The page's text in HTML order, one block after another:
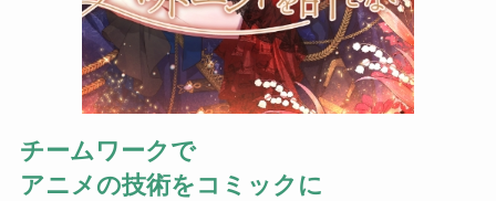
チームワークで
アニメの技術をコミックに